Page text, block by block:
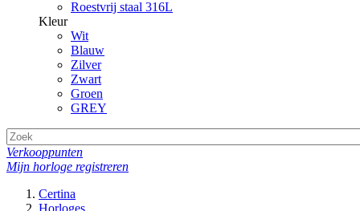
Roestvrij staal 316L
Kleur
Wit
Blauw
Zilver
Zwart
Groen
GREY
Verkooppunten
Mijn horloge registreren
Certina
Horloges